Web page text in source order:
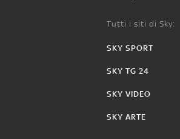
Tutti i siti di Sky:
SKY SPORT
SKY TG 24
SKY VIDEO
SKY ARTE